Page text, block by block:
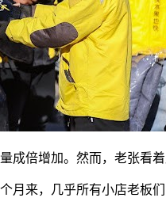
成倍增加。然而，老张看
来，几乎所有小店老板们